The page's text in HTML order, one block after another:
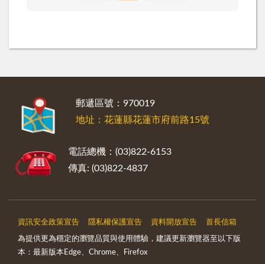
郵遞區號：970019
地址：花蓮縣花蓮市府前路15號
電話總機：(03)822-6153
傳真: (03)822-4837
資訊安全政策宣告 隱私權保護宣告 資料開放宣告 首長信箱
為提供更為穩定的瀏覽品質與使用體驗，建議更新瀏覽器至以下版
本：最新版本Edge、Chrome、Firefox